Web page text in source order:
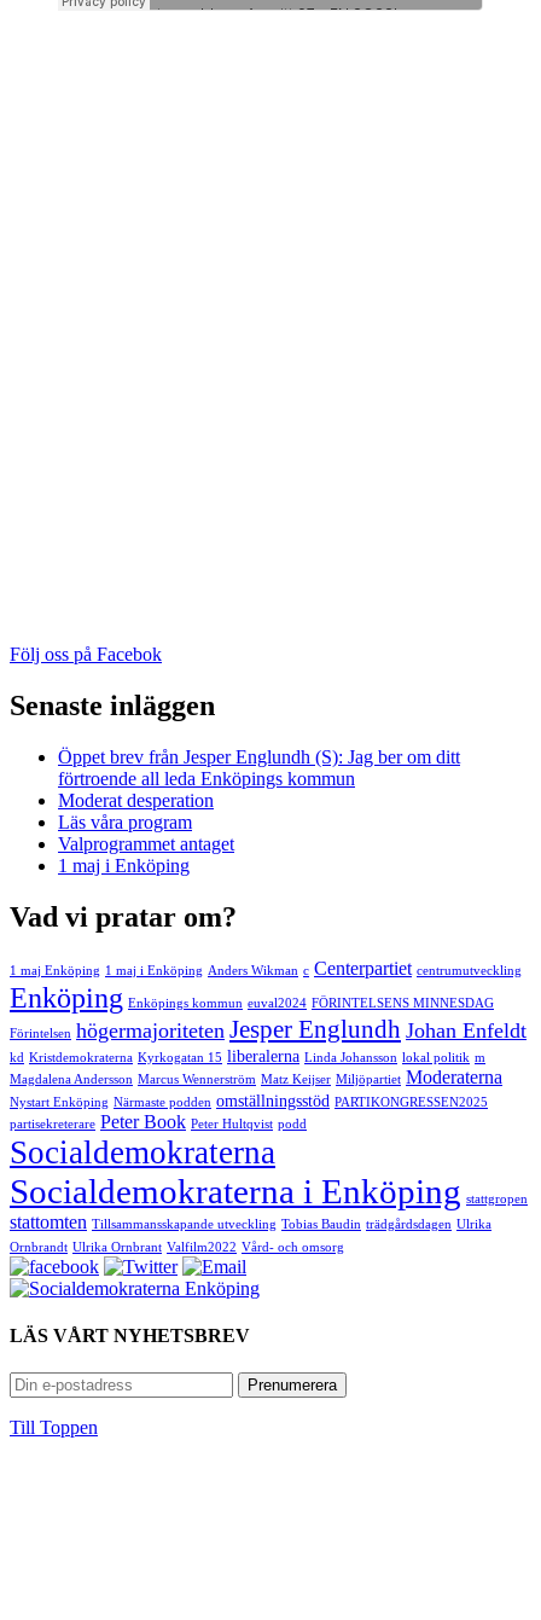
Följ oss på Facebok
Senaste inläggen
Öppet brev från Jesper Englundh (S): Jag ber om ditt
förtroende all leda Enköpings kommun
Moderat desperation
Läs våra program
Valprogrammet antaget
1 maj i Enköping
Vad vi pratar om?
1 maj Enköping 1 maj i Enköping Anders Wikman c Centerpartiet centrumutveckling
Enköping Enköpings kommun euval2024 FÖRINTELSENS MINNESDAG
Förintelsen högermajoriteten Jesper Englundh Johan Enfeldt
kd Kristdemokraterna Kyrkogatan 15 liberalerna Linda Johansson lokal politik m
Magdalena Andersson Marcus Wennerström Matz Keijser Miljöpartiet Moderaterna
Nystart Enköping Närmaste podden omställningsstöd PARTIKONGRESSEN2025
partisekreterare Peter Book Peter Hultqvist podd
Socialdemokraterna
Socialdemokraterna i Enköping stattgropen
stattomten Tillsammansskapande utveckling Tobias Baudin trädgårdsdagen Ulrika
Ornbrandt Ulrika Ornbrant Valfilm2022 Vård- och omsorg
Enköping
LÄS VÅRT NYHETSBREV
Till Toppen